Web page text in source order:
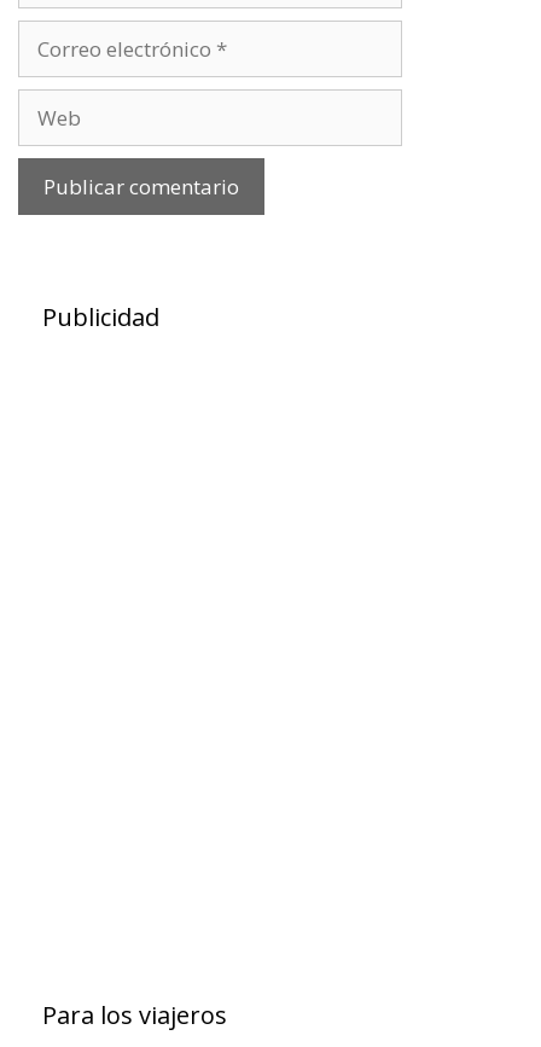
Correo
electrónico
Web
Publicidad
Para los viajeros